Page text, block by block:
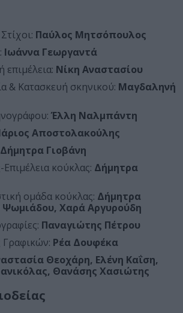
Παύλος Μητσόπουλος
Ιωάννα Γεωργαντά
επιμέλεια: Νίκη Αναστασίου
& Κατασκευή σκηνικού: Μαγδαληνή
Έλλη Ναλμπάντη
Αποστολακούλης
Δήμητρα Γιοβάνη
κούκλας: Δήμητρα
ομάδα κούκλας: Δήμητρα
Ψωμιάδου, Χαρά Αργυρούδη
Παναγιώτης Πέτρου
Γραφικών: Ρέα Δουφέκα
Θεοχάρη, Ελένη Καΐση,
Θανάσης Χασιώτης